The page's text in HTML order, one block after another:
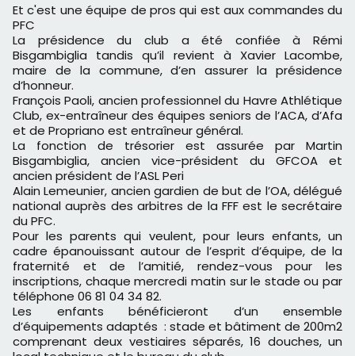
Et c'est une équipe de pros qui est aux commandes du
PFC
La présidence du club a été confiée à Rémi
Bisgambiglia tandis qu’il revient à Xavier Lacombe,
maire de la commune, d’en assurer la présidence
d’honneur.
François Paoli, ancien professionnel du Havre Athlétique
Club, ex-entraîneur des équipes seniors de l’ACA, d’Afa
et de Propriano est entraîneur général.
La fonction de trésorier est assurée par Martin
Bisgambiglia, ancien vice-président du GFCOA et
ancien président de l’ASL Peri
Alain Lemeunier, ancien gardien de but de l’OA, délégué
national auprès des arbitres de la FFF est le secrétaire
du PFC.
Pour les parents qui veulent, pour leurs enfants, un
cadre épanouissant autour de l’esprit d’équipe, de la
fraternité et de l’amitié, rendez-vous pour les
inscriptions, chaque mercredi matin sur le stade ou par
téléphone 06 81 04 34 82.
Les enfants bénéficieront d’un ensemble
d’équipements adaptés : stade et bâtiment de 200m2
comprenant deux vestiaires séparés, 16 douches, un